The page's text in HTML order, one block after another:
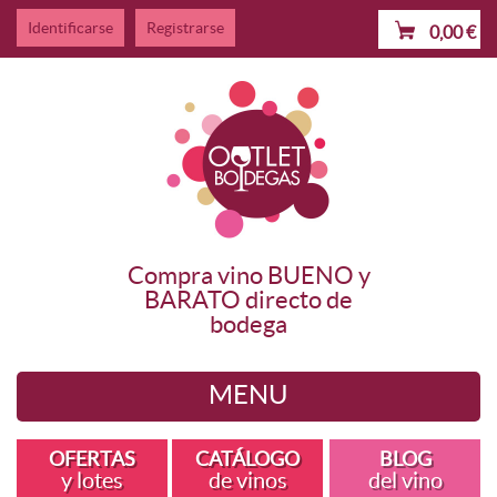
Identificarse Registrarse 0,00€
Compra vino BUENO y
BARATO directo de
bodega
MENU
Quiénes somos
Ofertas y lotes
OFERTAS
y lotes
CATÁLOGO
de vinos
BLOG
del vino